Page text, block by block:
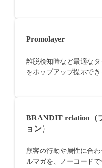
Promolayer
離脱検知時など最適な
をポップアップ提示でき
BRANDIT relation（
ョン）
顧客の行動や属性に合
ルマガを、ノーコード